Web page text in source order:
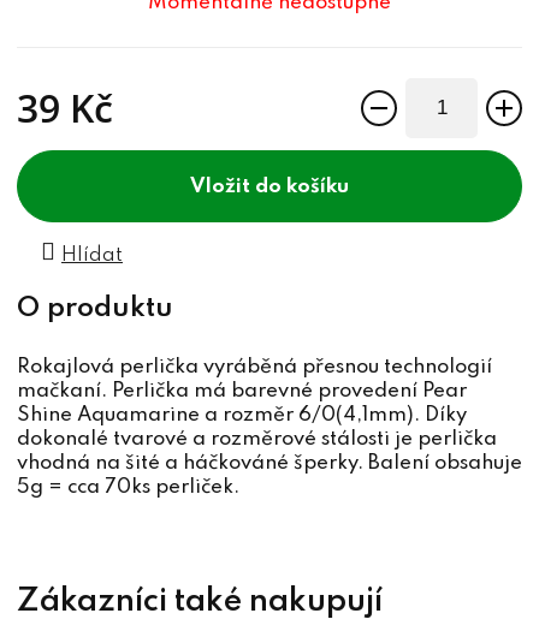
39 Kč
do košíku
Hlídat
Rokajlová perlička vyráběná přesnou technologií
mačkaní. Perlička má barevné provedení Pear
Shine Aquamarine a rozměr 6/0(4,1mm). Díky
dokonalé tvarové a rozměrové stálosti je perlička
vhodná na šité a háčkováné šperky. Balení obsahuje
5g = cca 70ks perliček.